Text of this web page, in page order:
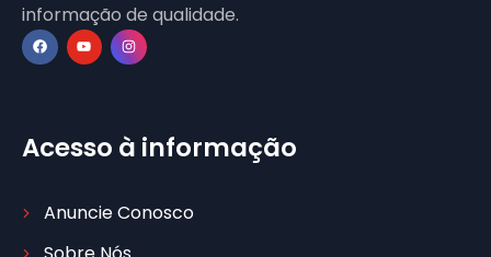
informação de qualidade.
Acesso à informação
Anuncie Conosco